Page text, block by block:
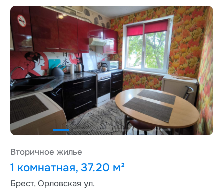
Вторичное жилье
1 комнатная, 37.20 м²
Брест, Орловская ул.